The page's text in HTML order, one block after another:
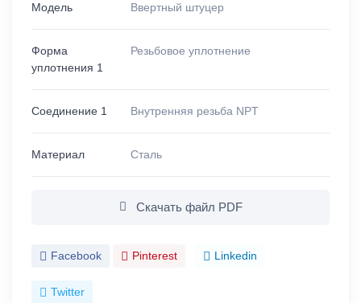
Модель Ввертный штуцер
Форма
уплотнения 1
Резьбовое уплотнение
Соединение 1 Внутренняя резьба NPT
Материал Сталь
Скачать файл PDF
Facebook Pinterest Linkedin
Twitter